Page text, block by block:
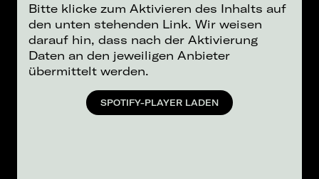
Bitte klicke zum Aktivieren des Inhalts auf
den unten stehenden Link. Wir weisen
darauf hin, dass nach der Aktivierung
Daten an den jeweiligen Anbieter
übermittelt werden.
SPOTIFY-PLAYER LADEN